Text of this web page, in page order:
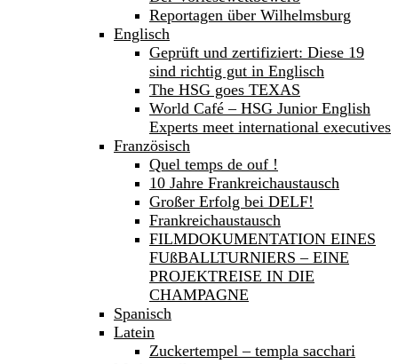
Reportagen über Wilhelmsburg
Englisch
Geprüft und zertifiziert: Diese 19
sind richtig gut in Englisch
The HSG goes TEXAS
World Café – HSG Junior English
Experts meet international executives
Französisch
Quel temps de ouf !
10 Jahre Frankreichaustausch
Großer Erfolg bei DELF!
Frankreichaustausch
FILMDOKUMENTATION EINES
FUßBALLTURNIERS – EINE
PROJEKTREISE IN DIE
CHAMPAGNE
Spanisch
Latein
Zuckertempel – templa sacchari